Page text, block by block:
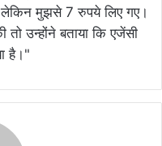
लेकिन मुझसे 7 रुपये लिए गए।
उन्होंने बताया कि एजेंसी
है।"